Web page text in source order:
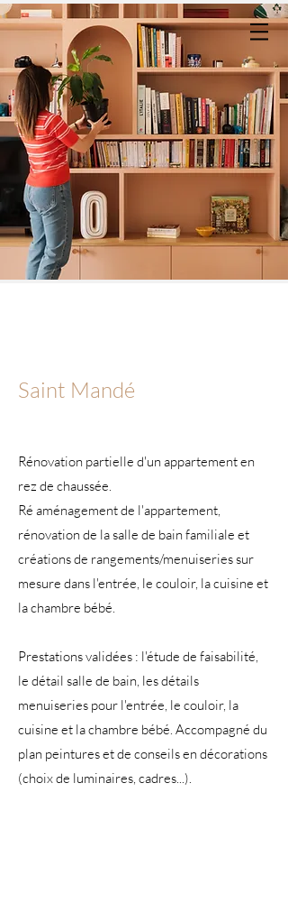
Saint Mandé
Rénovation partielle d'un appartement en
rez de chaussée.
Ré aménagement de l'appartement,
rénovation de la salle de bain familiale et
créations de rangements/menuiseries sur
mesure dans l'entrée, le couloir, la cuisine et
la chambre bébé.
Prestations validées : l'étude de faisabilité,
le détail salle de bain, les détails
menuiseries pour l'entrée, le couloir, la
cuisine et la chambre bébé. Accompagné du
plan peintures et de conseils en décorations
(choix de luminaires, cadres...).